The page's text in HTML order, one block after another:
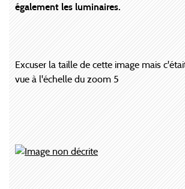
également les luminaires.
Excuser la taille de cette image mais
vue à l'échelle du zoom 5